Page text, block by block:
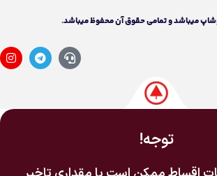
ميباشد و تمامی حقوق آن محفوظ ميباشد.
توجه!